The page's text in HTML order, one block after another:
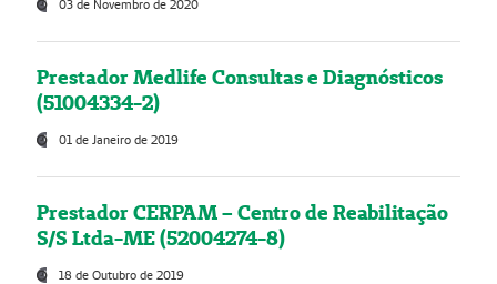
03 de Novembro de 2020
Prestador Medlife Consultas e Diagnósticos
(51004334-2)
01 de Janeiro de 2019
Prestador CERPAM – Centro de Reabilitação
S/S Ltda-ME (52004274-8)
18 de Outubro de 2019